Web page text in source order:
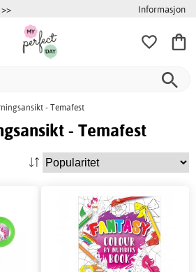
Informasjon
- Temafest
- Temafest